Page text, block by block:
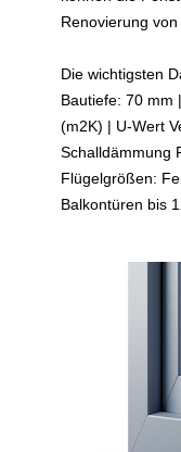
Renovierung
Die wichtigsten
Bautiefe: 70 mm
(m2K) | U-Wert
Schalldämmung
Flügelgrößen:
Balkontüren bis